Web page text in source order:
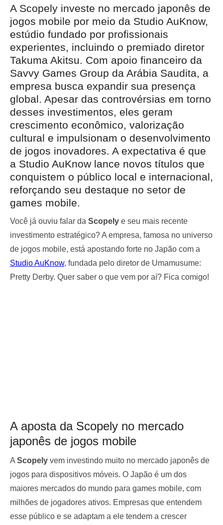
A Scopely investe no mercado japonês de
jogos mobile por meio da Studio AuKnow,
estúdio fundado por profissionais
experientes, incluindo o premiado diretor
Takuma Akitsu. Com apoio financeiro da
Savvy Games Group da Arábia Saudita, a
empresa busca expandir sua presença
global. Apesar das controvérsias em torno
desses investimentos, eles geram
crescimento econômico, valorização
cultural e impulsionam o desenvolvimento
de jogos inovadores. A expectativa é que
a Studio AuKnow lance novos títulos que
conquistem o público local e internacional,
reforçando seu destaque no setor de
games mobile.
Você já ouviu falar da Scopely e seu mais recente
investimento estratégico? A empresa, famosa no universo
de jogos mobile, está apostando forte no Japão com a
Studio AuKnow, fundada pelo diretor de Umamusume:
Pretty Derby. Quer saber o que vem por aí? Fica comigo!
A aposta da Scopely no mercado
japonês de jogos mobile
A Scopely vem investindo muito no mercado japonês de
jogos para dispositivos móveis. O Japão é um dos
maiores mercados do mundo para games mobile, com
milhões de jogadores ativos. Empresas que entendem
esse público e se adaptam a ele tendem a crescer